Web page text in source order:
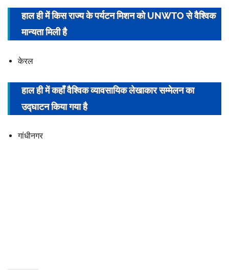
हाल ही में किस राज्य केपर्यटनमिशन कोUNWTOसे वैश्विक
मान्यता मिली है
केरल
हाल ही में कहाँ वैश्विक व्यावसायिक लेखाकार सम्मेलन का
उद्घाटन किया गया है
गांधीनगर